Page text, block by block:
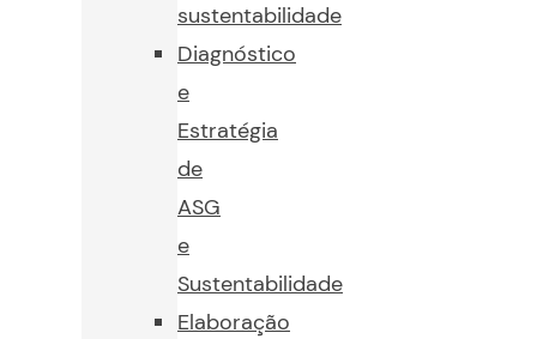
sustentabilidade
Diagnóstico
e
Estratégia
de
ASG
e
Sustentabilidade
Elaboração